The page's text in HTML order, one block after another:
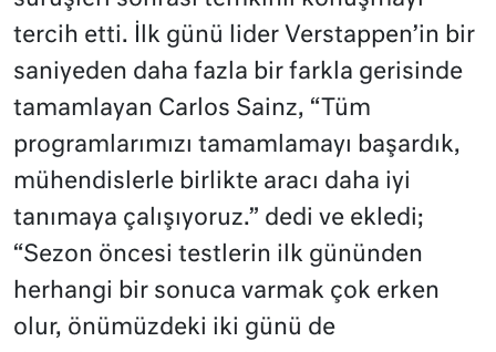
tercih etti. İlk günü lider Verstappen’in bir
saniyeden daha fazla bir farkla gerisinde
tamamlayan Carlos Sainz, “Tüm
programlarımızı tamamlamayı başardık,
mühendislerle birlikte aracı daha iyi
tanımaya çalışıyoruz.” dedi ve ekledi;
“Sezon öncesi testlerin ilk gününden
herhangi bir sonuca varmak çok erken
olur, önümüzdeki iki günü de